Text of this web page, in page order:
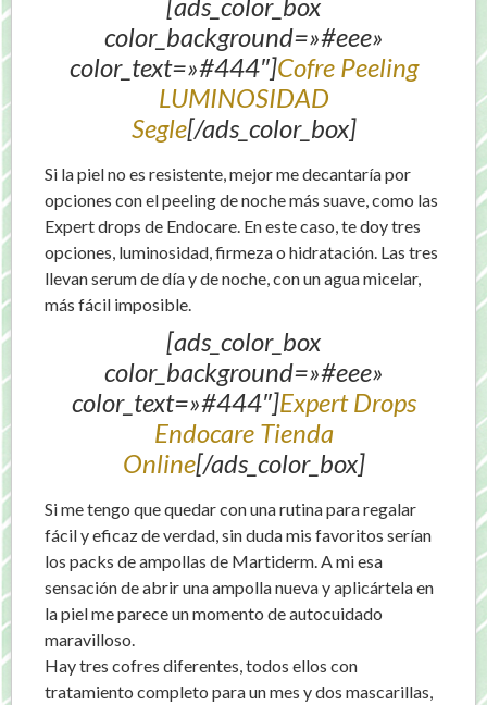
color_background=»#eee»
color_text=»#444″]Cofre Peeling
LUMINOSIDAD
Segle[/ads_color_box]
Si la piel no es resistente, mejor me decantaría por
opciones con el peelingde nochemás suave, como las
Expert drops de Endocare. En este caso, te doy tres
opciones, luminosidad, firmeza o hidratación. Las tres
llevan serum de día yde noche , con un agua micelar,
más fácil imposible.
[ads_color_box
color_background=»#eee»
color_text=»#444″]Expert Drops
Endocare Tienda
Online[/ads_color_box]
Si me tengo que quedar con una rutina para regalar
fácil y eficaz de verdad, sin duda mis favoritos serían
los packs de ampollas de Martiderm. A mi esa
sensación de abrir una ampolla nueva y aplicártela en
la piel me parece un momento de autocuidado
maravilloso.
Hay tres cofres diferentes, todos ellos con
tratamiento completo para un mes y dos mascarillas,